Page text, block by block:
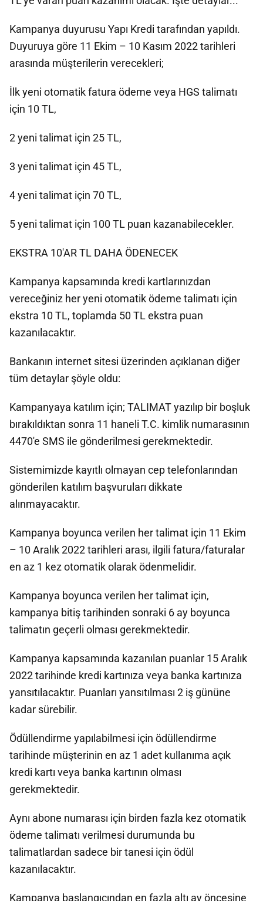
Kampanya duyurusu Yapı Kredi tarafından yapıldı.
Duyuruya göre 11 Ekim – 10 Kasım 2022 tarihleri
arasında müşterilerin verecekleri;
İlk yeni otomatik fatura ödeme veya HGS talimatı
için 10 TL,
2 yeni talimat için 25 TL,
3 yeni talimat için 45 TL,
4 yeni talimat için 70 TL,
5 yeni talimat için 100 TL puan kazanabilecekler.
EKSTRA 10'AR TL DAHA ÖDENECEK
Kampanya kapsamında kredi kartlarınızdan
vereceğiniz her yeni otomatik ödeme talimatı için
ekstra 10 TL, toplamda 50 TL ekstra puan
kazanılacaktır.
Bankanın internet sitesi üzerinden açıklanan diğer
tüm detaylar şöyle oldu:
Kampanyaya katılım için; TALIMAT yazılıp bir boşluk
bırakıldıktan sonra 11 haneli T.C. kimlik numarasının
4470'e SMS ile gönderilmesi gerekmektedir.
Sistemimizde kayıtlı olmayan cep telefonlarından
gönderilen katılım başvuruları dikkate
alınmayacaktır.
Kampanya boyunca verilen her talimat için 11 Ekim
– 10 Aralık 2022 tarihleri arası, ilgili fatura/faturalar
en az 1 kez otomatik olarak ödenmelidir.
Kampanya boyunca verilen her talimat için,
kampanya bitiş tarihinden sonraki 6 ay boyunca
talimatın geçerli olması gerekmektedir.
Kampanya kapsamında kazanılan puanlar 15 Aralık
2022 tarihinde kredi kartınıza veya banka kartınıza
yansıtılacaktır. Puanları yansıtılması 2 iş gününe
kadar sürebilir.
Ödüllendirme yapılabilmesi için ödüllendirme
tarihinde müşterinin en az 1 adet kullanıma açık
kredi kartı veya banka kartının olması
gerekmektedir.
Aynı abone numarası için birden fazla kez otomatik
ödeme talimatı verilmesi durumunda bu
talimatlardan sadece bir tanesi için ödül
kazanılacaktır.
Kampanya başlangıcından en fazla altı ay öncesine